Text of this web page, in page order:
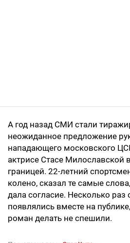
А год назад СМИ стали
неожиданное предложение
нападающего московского
актрисе Стасе Милославской
границей. 22-летний
колено, сказал те самые
дала согласие. Несколько раз
появлялись вместе на
роман делать не спешили.